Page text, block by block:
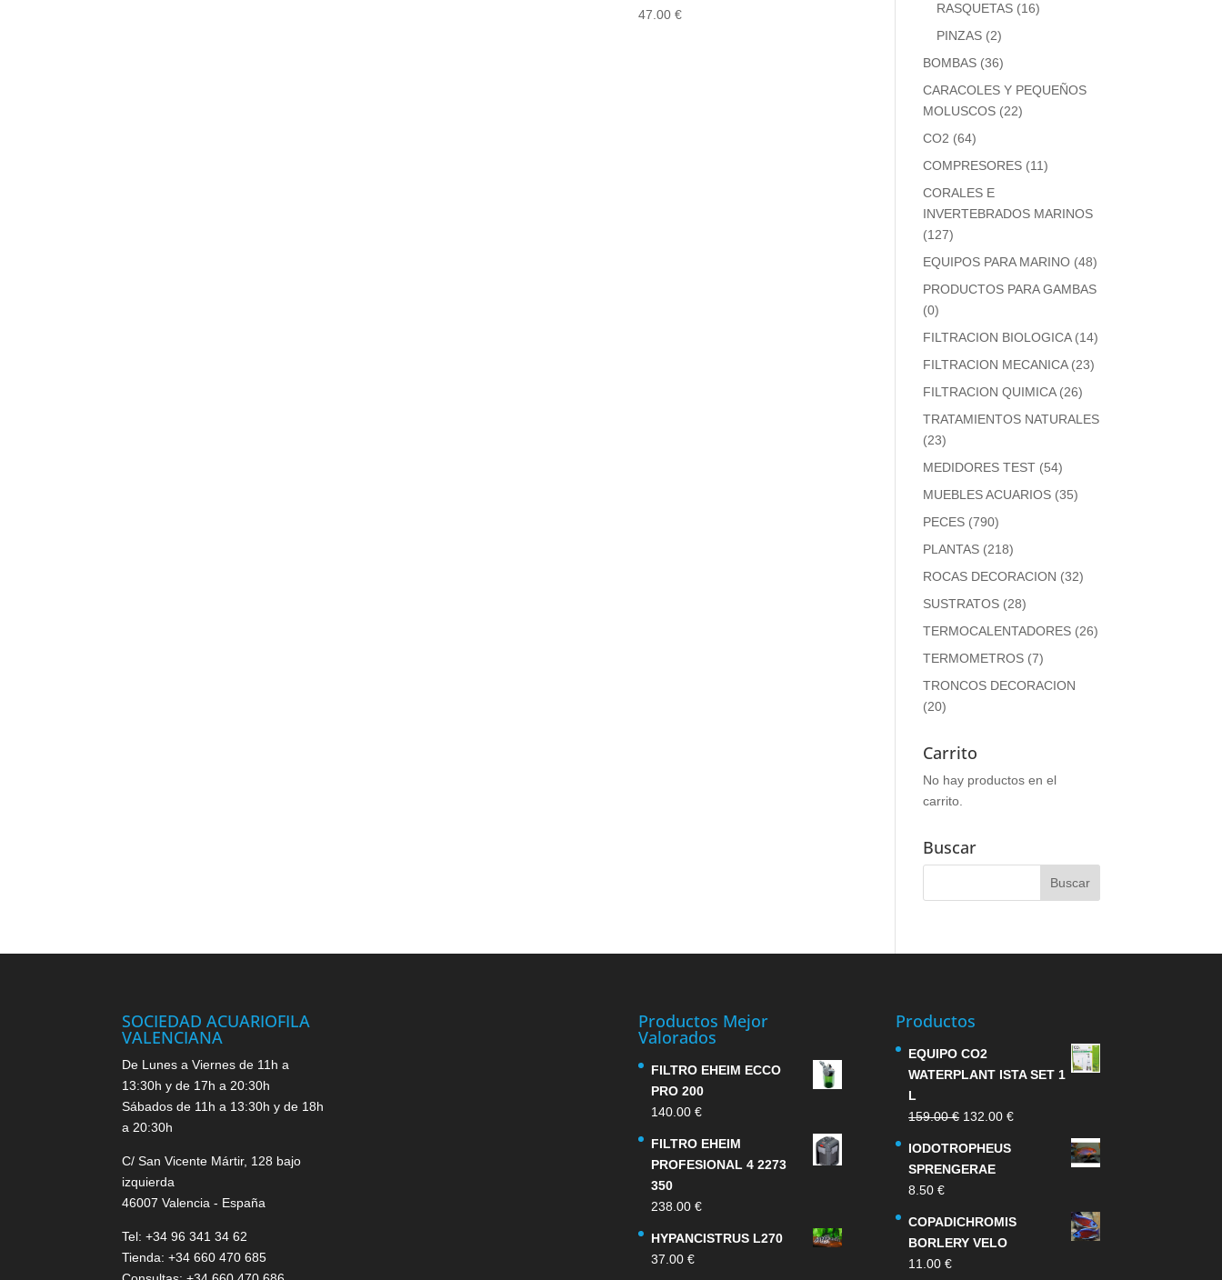
47.00 €
RASQUETAS (16)
PINZAS (2)
BOMBAS (36)
CARACOLES Y PEQUEÑOS
MOLUSCOS (22)
CO2 (64)
COMPRESORES (11)
CORALES E
INVERTEBRADOS MARINOS
(127)
EQUIPOS PARA MARINO (48)
PRODUCTOS PARA GAMBAS
(0)
FILTRACION BIOLOGICA (14)
FILTRACION MECANICA (23)
FILTRACION QUIMICA (26)
TRATAMIENTOS NATURALES
(23)
MEDIDORES TEST (54)
MUEBLES ACUARIOS (35)
PECES (790)
PLANTAS (218)
ROCAS DECORACION (32)
SUSTRATOS (28)
TERMOCALENTADORES (26)
TERMOMETROS (7)
TRONCOS DECORACION
(20)
Carrito
No hay productos en el
carrito.
Buscar
SOCIEDAD ACUARIOFILA
VALENCIANA
De Lunes a Viernes de 11h a
13:30h y de 17h a 20:30h
Sábados de 11h a 13:30h y de 18h
a 20:30h
C/ San Vicente Mártir, 128 bajo
izquierda
46007 Valencia - España
Tel: +34 96 341 34 62
Tienda: +34 660 470 685
Productos Mejor
Valorados
FILTRO EHEIM ECCO
PRO 200
140.00 €
FILTRO EHEIM
PROFESIONAL 4 2273
350
238.00 €
HYPANCISTRUS L270
37.00 €
Productos
EQUIPO CO2
WATERPLANT ISTA SET 1
L
159.00€ El
original
era:
132.00€El
IODOTROPHEUS
SPRENGERAE
8.50€
COPADICHROMIS
BORLERY VELO
11.00€